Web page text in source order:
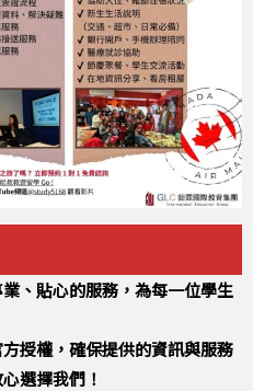
、貼心的服務，為每一位學生
授權，確保提供的資訊與服務
選擇我們！